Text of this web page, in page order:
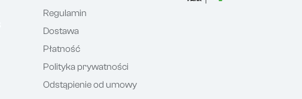
Regulamin
Dostawa
Płatność
Polityka prywatności
Odstąpienie od umowy